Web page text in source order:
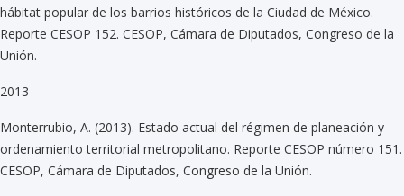
hábitat popular de los barrios históricos de la Ciudad de México.
Reporte CESOP 152. CESOP, Cámara de Diputados, Congreso de la
Unión.
2013
Monterrubio, A. (2013). Estado actual del régimen de planeación y
ordenamiento territorial metropolitano. Reporte CESOP número 151.
CESOP, Cámara de Diputados, Congreso de la Unión.